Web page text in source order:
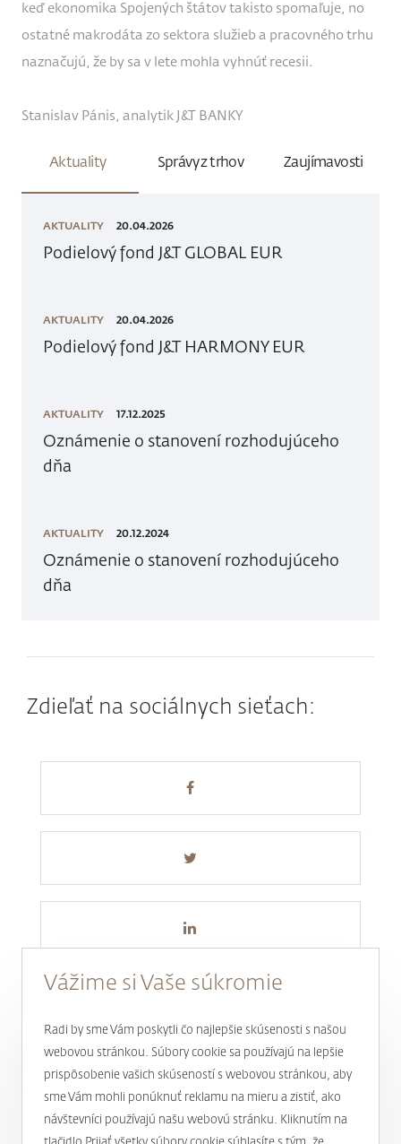
keď ekonomika Spojených štátov takisto spomaľuje, no
ostatné makrodáta zo sektora služieb a pracovného trhu
naznačujú, že by sa v lete mohla vyhnúť recesii.
Stanislav Pánis, analytik J&T BANKY
Aktuality Správy z trhov Zaujímavosti
AKTUALITY 20.04.2026
Podielový fond J&T GLOBAL EUR
AKTUALITY 20.04.2026
Podielový fond J&T HARMONY EUR
AKTUALITY 17.12.2025
Oznámenie o stanovení rozhodujúceho
dňa
AKTUALITY 20.12.2024
Oznámenie o stanovení rozhodujúceho
dňa
Zdieľať na sociálnych sieťach:
Novinky a aktuality
1
Vážime si Vaše súkromie
Radi by sme Vám poskytli čo najlepšie skúsenosti s našou
webovou stránkou. Súbory cookie sa používajú na lepšie
prispôsobenie vašich skúseností s webovou stránkou, aby
sme Vám mohli ponúknuť reklamu na mieru a zistiť, ako
návštevníci používajú našu webovú stránku. Kliknutím na